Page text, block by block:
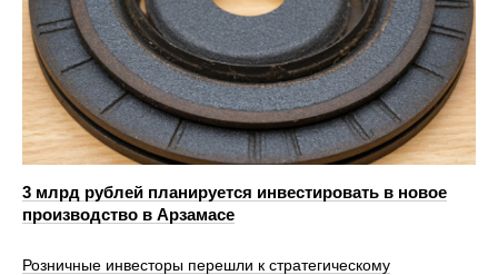
3 млрд рублей планируется инвестировать в новое
производство в Арзамасе
Розничные инвесторы перешли к стратегическому